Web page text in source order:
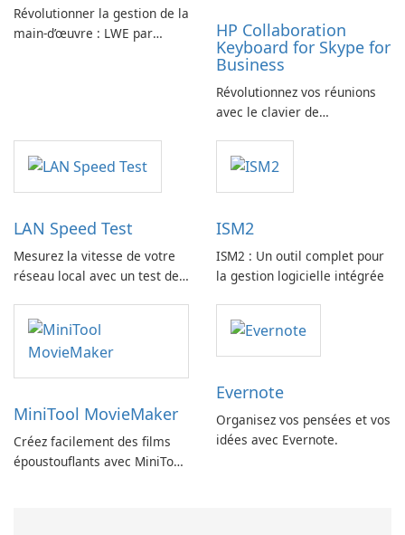
Révolutionner la gestion de la
main-d’œuvre : LWE par
HP Collaboration
Keyboard for Skype for
Business
Révolutionnez vos réunions
avec le clavier de
LAN Speed Test
Mesurez la vitesse de votre
réseau local avec un test de
ISM2
ISM2 : Un outil complet pour
la gestion logicielle intégrée
MiniTool MovieMaker
Créez facilement des films
époustouflants avec MiniTool
Evernote
Organisez vos pensées et vos
idées avec Evernote.